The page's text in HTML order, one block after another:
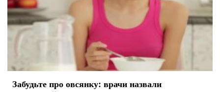
Забудьте про овсянку: врачи назвали